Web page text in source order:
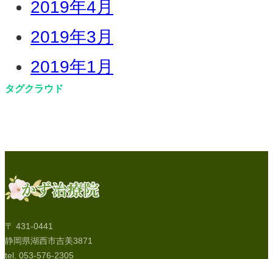
2019年4月
2019年3月
2019年1月
タグクラウド
〒 431-0441
静岡県湖西市吉美3871
tel. 053-576-2305